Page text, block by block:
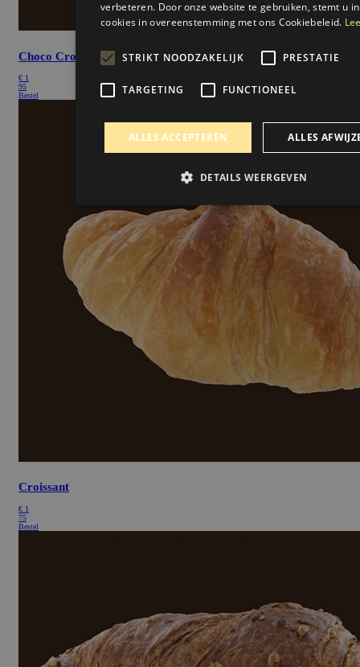
Choco Croissant
€ 1
95
Bestel
Croissant
€ 1
75
Bestel
verbeteren. Door onze website te gebruiken, stemt u
cookies in overeenstemming met ons Cookiebeleid.
STRIKT NOODZAKELIJK PRESTATIE
TARGETING FUNCTIONEEL
ALLES ACCEPTEREN ALLES
DETAILS WEERGEVEN
Strikt noodzakelijk Prestatie Targeting
Strikt noodzakelijke cookies maken de kernfunctionaliteiten
website mogelijk, zoals gebruikersaanmelding en
website kan niet goed worden gebruikt zonder de strikt
Naam Vervaldatum
CookieScriptConsent
Cookie Script
bakkerijrenzema.nl